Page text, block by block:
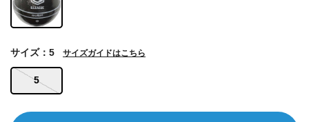
5
サイズ：5 サイズガイドはこちら